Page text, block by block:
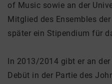
of Music sowie an der
Mitglied des Ensembles
später ein Stipendium für
In 2013/2014 gibt er an
Debüt in der Partie des